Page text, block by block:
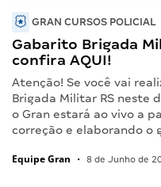
GRAN CURSOS POLICIAL
Gabarito Brigada
confira AQUI!
Atenção! Se você vai
Brigada Militar RS neste
o Gran estará ao vivo a
correção e elaborando o
Equipe Gran • 8 de Junho de